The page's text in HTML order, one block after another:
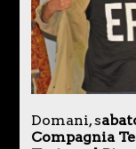
Domani, s
Compagnia